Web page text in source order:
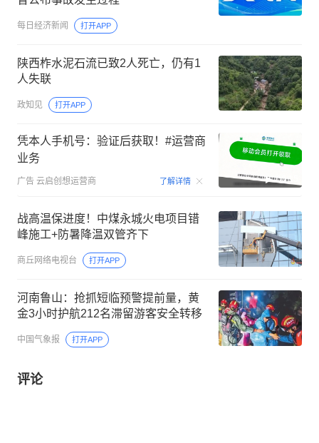
每日经济新闻 打开APP
陕西柞水泥石流已致2人死亡，仍有1
人失联
政知见 打开APP
凭本人手机号：验证后获取！#运营商
业务
广告 云启创想运营商 了解详情 00:15
战高温保进度！中煤永城火电项目错
峰施工+防暑降温双管齐下
商丘网络电视台 打开APP
河南鲁山：抢抓短临预警提前量，黄
金3小时护航212名滞留游客安全转移
中国气象报 打开APP
评论